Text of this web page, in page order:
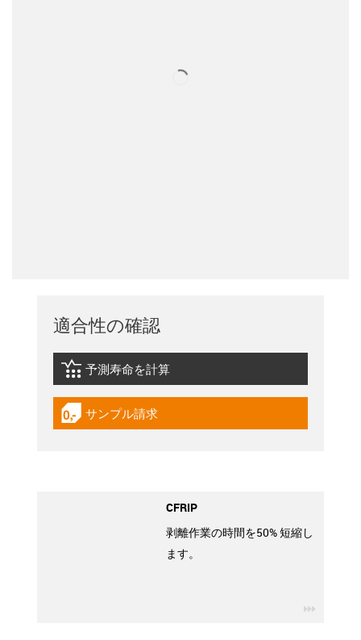
適合性の確認
igus-icon-lebensdauerrechner
予測寿命を計算
igus-icon-gratismuster
サンプル請求
CFRIP
剥離作業の時間を50% 短縮し
ます。